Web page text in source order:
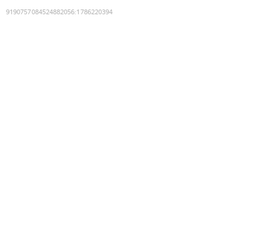
9190757084524882056:1786220394